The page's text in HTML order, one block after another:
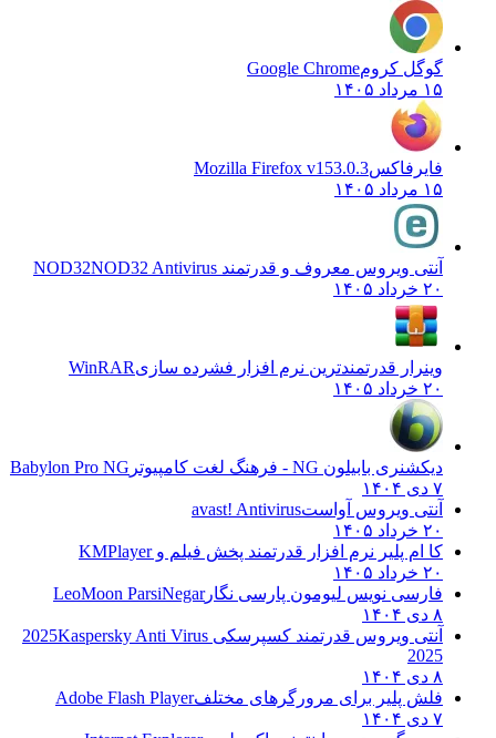
گوگل کرومGoogle Chrome
۱۵ مرداد ۱۴۰۵
فایرفاکسMozilla Firefox v153.0.3
۱۵ مرداد ۱۴۰۵
آنتی ویروس معروف و قدرتمند NOD32 NOD32 Antivirus
۲۰ خرداد ۱۴۰۵
وینرار قدرتمندترین نرم افزار فشرده سازیWinRAR
۲۰ خرداد ۱۴۰۵
دیکشنری بابیلون NG - فرهنگ لغت کامپیوتر
Babylon Pro NG
۷ دی ۱۴۰۴
آنتی ویروس آواستavast! Antivirus
۲۰ خرداد ۱۴۰۵
کا ام پلیر نرم افزار قدرتمند پخش فیلم وKMPlayer
۲۰ خرداد ۱۴۰۵
فارسی نویس لیومون پارسی نگارLeoMoon ParsiNegar
۸ دی ۱۴۰۴
آنتی ویروس قدرتمند کسپرسکی 2025 Kaspersky Anti Virus
2025
۸ دی ۱۴۰۴
فلش پلیر برای مرورگرهای مختلفAdobe Flash Player
۷ دی ۱۴۰۴